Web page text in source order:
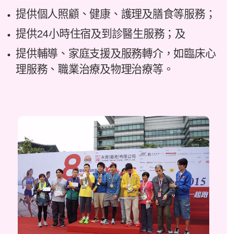
提供個人照顧、健康、護理及膳食等服務；
提供24小時住宿及到診醫生服務；及
提供輔導、家庭支援及服務轉介，如臨床心
理服務、職業治療及物理治療等。